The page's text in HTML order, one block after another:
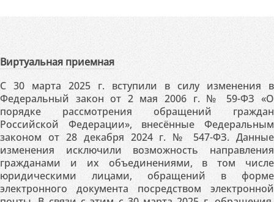
Виртуальная приемная
С 30 марта 2025 г. вступили в силу изменения в
Федеральный закон от 2 мая 2006 г. № 59-ФЗ «О
порядке рассмотрения обращений граждан
Российской Федерации», внесённые Федеральным
законом от 28 декабря 2024 г. № 547-ФЗ. Данные
изменения исключили возможность направления
гражданами и их объединениями, в том числе
юридическими лицами, обращений в форме
электронного документа посредством электронной